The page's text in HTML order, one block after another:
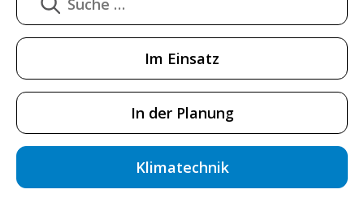
Im Einsatz
In der Planung
Klimatechnik